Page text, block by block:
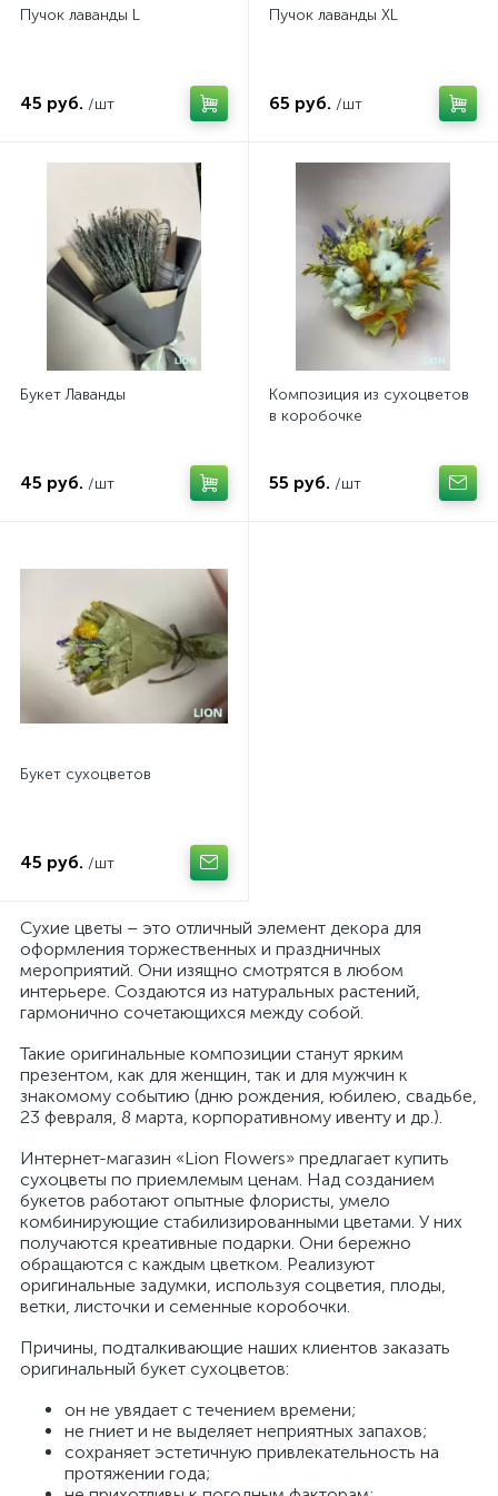
Пучок лаванды L
45 руб. /шт
Пучок лаванды XL
65 руб. /шт
Букет Лаванды
45 руб. /шт
Композиция из сухоцветов
в коробочке
55 руб. /шт
Букет сухоцветов
45 руб. /шт
Сухие цветы – это отличный элемент декора для
оформления торжественных и праздничных
мероприятий. Они изящно смотрятся в любом
интерьере. Создаются из натуральных растений,
гармонично сочетающихся между собой.
Такие оригинальные композиции станут ярким
презентом, как для женщин, так и для мужчин к
знакомому событию (дню рождения, юбилею, свадьбе,
23 февраля, 8 марта, корпоративному ивенту и др.).
Интернет-магазин «Lion Flowers» предлагает купить
сухоцветы по приемлемым ценам. Над созданием
букетов работают опытные флористы, умело
комбинирующие стабилизированными цветами. У них
получаются креативные подарки. Они бережно
обращаются с каждым цветком. Реализуют
оригинальные задумки, используя соцветия, плоды,
ветки, листочки и семенные коробочки.
Причины, подталкивающие наших клиентов заказать
оригинальный букет сухоцветов:
он не увядает с течением времени;
не гниет и не выделяет неприятных запахов;
сохраняет эстетичную привлекательность на
протяжении года;
Альстромерии
Гвоздики
Гладиолусы
Лилии
Гиацинты
Гортензии
Горшечные растения
Французские розы
Розы в корзине
Розы в коробке
101 роза
51 роза
Цветы ко Дню Матери
Цветы на День учителя
Новый год
Подарки и игрушки